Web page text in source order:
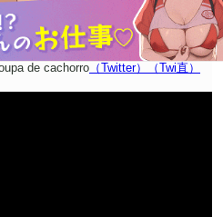
de cachorro （Twitter）
（Twi直）